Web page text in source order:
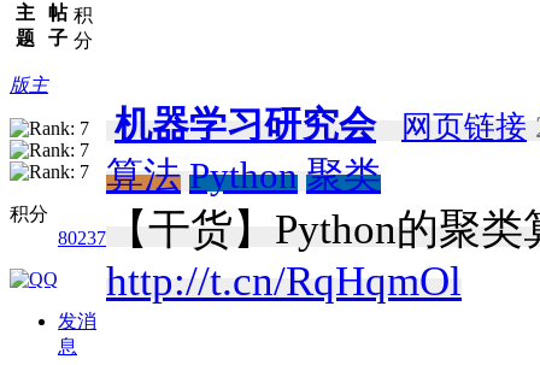
主
题
帖
子
积
分
版主
积分
80237
发消
息
机器学习研究会 网页链接
算法 Python 聚类
【干货】Python的聚
http://t.cn/RqHqmOl